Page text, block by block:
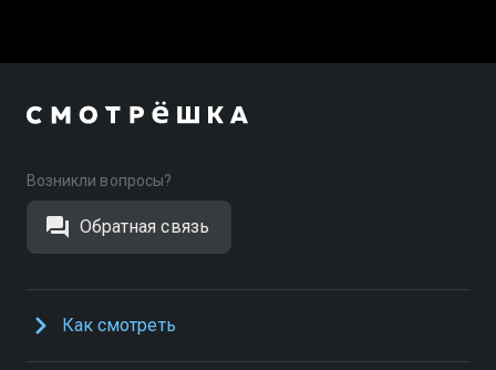
Возникли вопросы?
Обратная связь
Как смотреть